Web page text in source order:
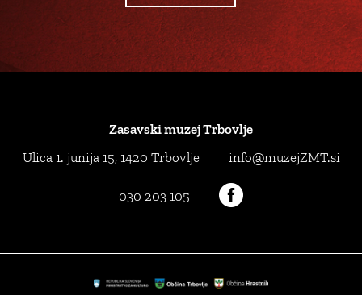
Zasavski muzej Trbovlje
Ulica 1. junija 15, 1420 Trbovlje
info@muzejZMT.si
030 203 105 